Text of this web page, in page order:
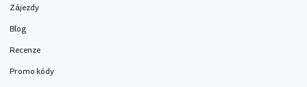
Zájezdy
Blog
Recenze
Promo kódy